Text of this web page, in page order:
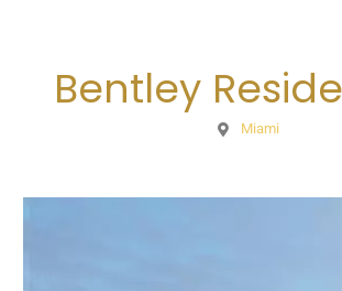
Bentley
Miami